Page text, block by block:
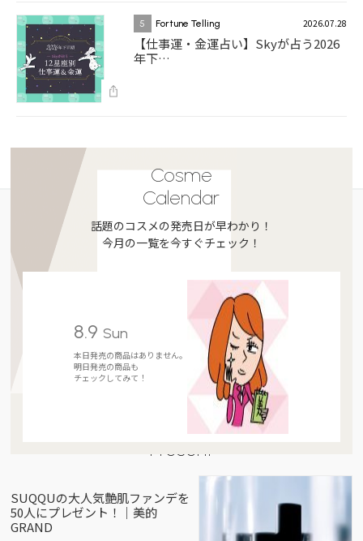
5 Fortune Telling 2026.07.28
【仕事運・金運占い】Skyが占う2026
年下…
Cosme
Calendar
話題のコスメの発売日が早わかり！
今月の一覧を今すぐチェック！
8.9 Sun
本日発売の商品はありません。
明日発売の商品も
チェックしてみて！
Present
SUQQUの大人気艶肌ファンデを
50人にプレゼント！｜美的
GRAND